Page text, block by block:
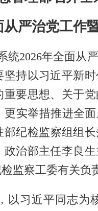
从严治党工作
统2026年全面从
持以习近平新
要思想、关于
实举措推进全
纪检监察组组
治部主任李良
监察工委有关负
以习近平同志为